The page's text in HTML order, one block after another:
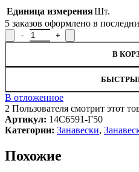
Единица измеренияШт.
5 заказов оформлено в
Количество товара Занавеска
В
В отложенное
2 Пользователя смотрит этот
Артикул: 14С6591-Г50
Категории: Занавески,
Похожие